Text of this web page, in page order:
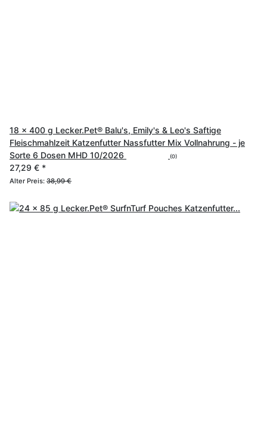
18 x 400 g Lecker.Pet® Balu's, Emily's & Leo's Saftige
Fleischmahlzeit Katzenfutter Nassfutter Mix Vollnahrung - je
Sorte 6 Dosen MHD 10/2026
(0)
27,29 € *
Alter Preis: 38,99 €